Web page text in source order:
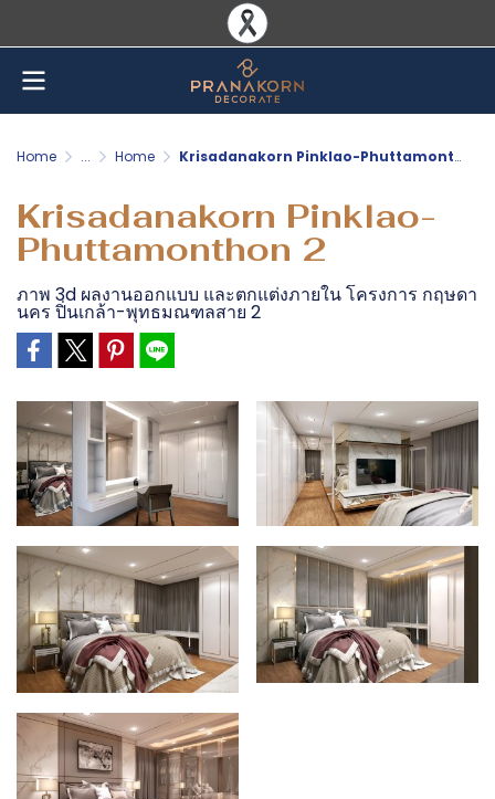
Home ... Home Krisadanakorn Pinklao-Phuttamonthon 2
Krisadanakorn Pinklao-
Phuttamonthon 2
ภาพ 3d ผลงานออกแบบ และตกแต่งภายใน โครงการ กฤษดา
นคร ปิ่นเกล้า-พุทธมณฑลสาย 2